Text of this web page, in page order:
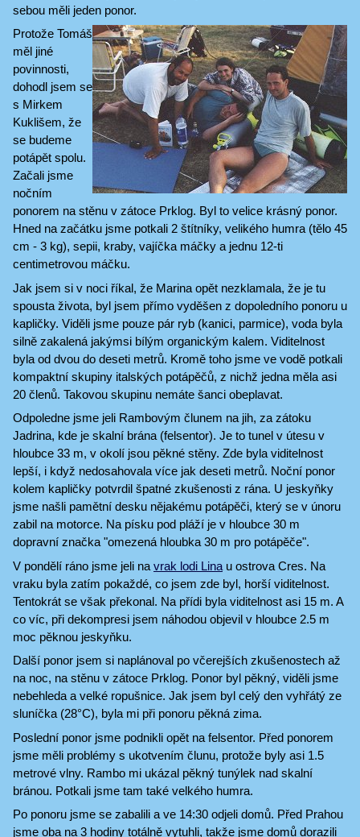
sebou měli jeden ponor.
Protože Tomáš
měl jiné
povinnosti,
dohodl jsem se
s Mirkem
Kuklišem, že
se budeme
potápět spolu.
Začali jsme
nočním
ponorem na stěnu v zátoce Prklog. Byl to velice krásný ponor.
Hned na začátku jsme potkali 2 štítníky, velikého humra (tělo 45
cm - 3 kg), sepii, kraby, vajíčka máčky a jednu 12-ti
centimetrovou máčku.
Jak jsem si v noci říkal, že Marina opět nezklamala, že je tu
spousta života, byl jsem přímo vyděšen z dopoledního ponoru u
kapličky. Viděli jsme pouze pár ryb (kanici, parmice), voda byla
silně zakalená jakýmsi bílým organickým kalem. Viditelnost
byla od dvou do deseti metrů. Kromě toho jsme ve vodě potkali
kompaktní skupiny italských potápěčů, z nichž jedna měla asi
20 členů. Takovou skupinu nemáte šanci obeplavat.
Odpoledne jsme jeli Rambovým člunem na jih, za zátoku
Jadrina, kde je skalní brána (felsentor). Je to tunel v útesu v
hloubce 33 m, v okolí jsou pěkné stěny. Zde byla viditelnost
lepší, i když nedosahovala více jak deseti metrů. Noční ponor
kolem kapličky potvrdil špatné zkušenosti z rána. U jeskyňky
jsme našli pamětní desku nějakému potápěči, který se v únoru
zabil na motorce. Na písku pod pláží je v hloubce 30 m
dopravní značka "omezená hloubka 30 m pro potápěče".
V pondělí ráno jsme jeli na vrak lodi Lina u ostrova Cres. Na
vraku byla zatím pokaždé, co jsem zde byl, horší viditelnost.
Tentokrát se však překonal. Na přídi byla viditelnost asi 15 m. A
co víc, při dekompresi jsem náhodou objevil v hloubce 2.5 m
moc pěknou jeskyňku.
Další ponor jsem si naplánoval po včerejších zkušenostech až
na noc, na stěnu v zátoce Prklog. Ponor byl pěkný, viděli jsme
nebehleda a velké ropušnice. Jak jsem byl celý den vyhřátý ze
sluníčka (28°C), byla mi při ponoru pěkná zima.
Poslední ponor jsme podnikli opět na felsentor. Před ponorem
jsme měli problémy s ukotvením člunu, protože byly asi 1.5
metrové vlny. Rambo mi ukázal pěkný tunýlek nad skalní
bránou. Potkali jsme tam také velkého humra.
Po ponoru jsme se zabalili a ve 14:30 odjeli domů. Před Prahou
jsme oba na 3 hodiny totálně vytuhli, takže jsme domů dorazili